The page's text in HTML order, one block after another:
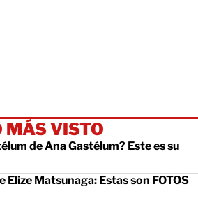
MÁS VISTO
de Ana Gastélum? Este es su
Elize Matsunaga: Estas son FOTOS